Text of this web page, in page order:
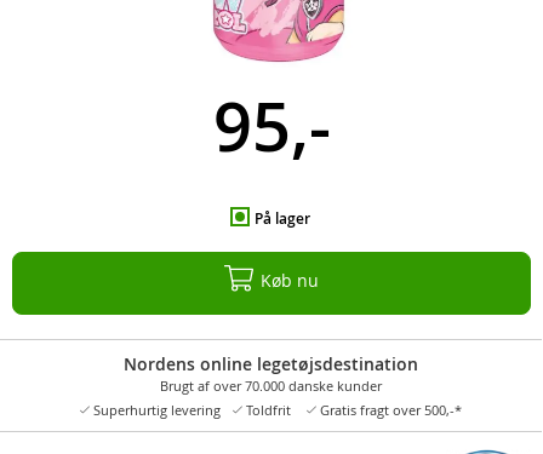
95,-
På lager
Køb nu
Nordens online legetøjsdestination
Brugt af over 70.000 danske kunder
Superhurtig levering
Toldfrit Gratis fragt over 500,-*